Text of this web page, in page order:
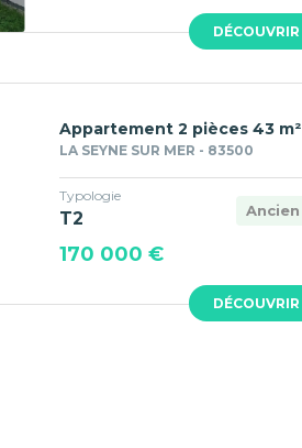
DÉCOUVRIR
DÉCOUVRIR
Appartement 2 pièces 43 m²
LA SEYNE SUR MER - 83500
Ancien
Typologie
T2
170 000 €